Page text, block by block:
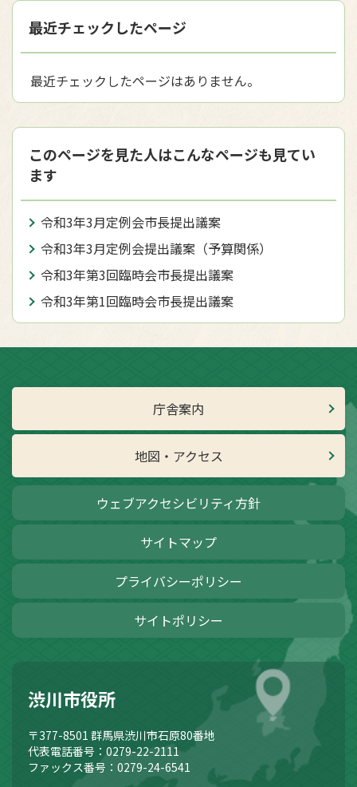
最近チェックしたページ
最近チェックしたページはありません。
このページを見た人はこんなページも見てい
ます
令和3年3月定例会市長提出議案
令和3年3月定例会提出議案（予算関係）
令和3年第3回臨時会市長提出議案
令和3年第1回臨時会市長提出議案
庁舎案内
地図・アクセス
ウェブアクセシビリティ方針
サイトマップ
プライバシーポリシー
サイトポリシー
渋川市役所
〒377-8501 群馬県渋川市石原80番地
代表電話番号：0279-22-2111
ファックス番号：0279-24-6541